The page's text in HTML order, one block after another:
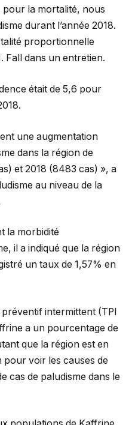
pour la mortalité, nous
durant l’année 2018.
proportionnelle
Fall dans un entretien.
était de 5,6 pour
une augmentation
dans la région de
et 2018 (8483 cas) », a
au niveau de la
la morbidité
il a indiqué que la région
un taux de 1,57% en
intermittent (TPI
a un pourcentage de
que la région est en
voir les causes de
cas de paludisme dans le